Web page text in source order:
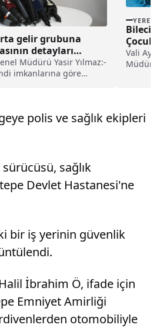
gelir grubuna
detayları
Müdürü Yasir Yılmaz:-
imkanlarına göre
ödeyerek 61 bin 598
6 milyon liralık bir
YEREL
Bilecik
Vali
Müdürü
polis ve sağlık ekipleri
sağlık
Devlet Hastanesi'ne
bir iş yerinin güvenlik
İbrahim Ö, ifade için
Emniyet Amirliği
otomobiliyle